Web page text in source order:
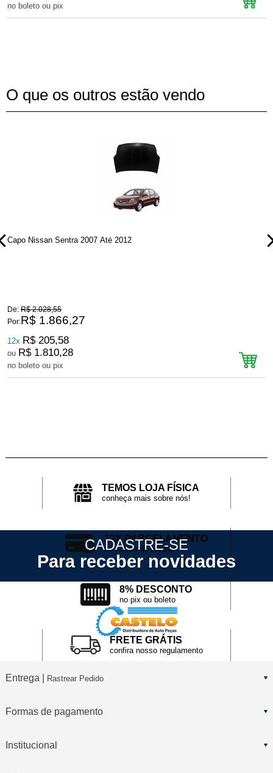
no boleto ou pix
O que os outros estão vendo
Capo Nissan Sentra 2007 Até 2012
De: R$ 2.028,55
Por:R$ 1.866,27
12x R$ 205,58
ou R$ 1.810,28
no boleto ou pix
TEMOS LOJA FÍSICA
conheça mais sobre nós!
12X PARCELAMENTO
no cartão de crédito
8% DESCONTO
no pix ou boleto
FRETE GRÁTIS
confira nosso regulamento
CADASTRE-SE
Para receber novidades
Entrega | Rastrear Pedido
Formas de pagamento
Institucional